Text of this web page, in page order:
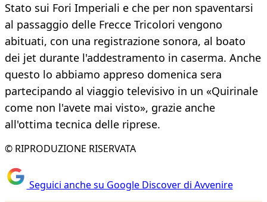
Stato sui Fori Imperiali e che per non spaventarsi
al passaggio delle Frecce Tricolori vengono
abituati, con una registrazione sonora, al boato
dei jet durante l'addestramento in caserma. Anche
questo lo abbiamo appreso domenica sera
partecipando al viaggio televisivo in un «Quirinale
come non l'avete mai visto», grazie anche
all'ottima tecnica delle riprese.
© RIPRODUZIONE RISERVATA
Seguici anche su Google Discover di Avvenire